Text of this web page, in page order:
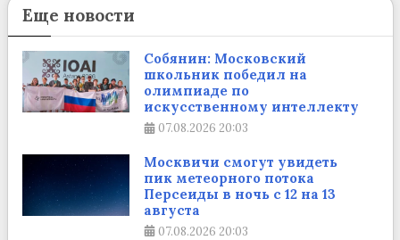
Еще новости
Собянин: Московский
школьник победил на
олимпиаде по
искусственному интеллекту
07.08.2026 20:03
Москвичи смогут увидеть
пик метеорного потока
Персеиды в ночь с 12 на 13
августа
07.08.2026 20:03